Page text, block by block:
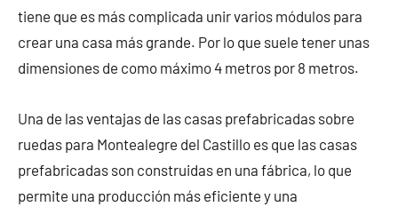
tiene que es más complicada unir varios módulos para
crear una casa más grande. Por lo que suele tener unas
dimensiones de como máximo 4 metros por 8 metros.
Una de las ventajas de las casas prefabricadas sobre
ruedas para Montealegre del Castillo es que las casas
prefabricadas son construidas en una fábrica, lo que
permite una producción más eficiente y una